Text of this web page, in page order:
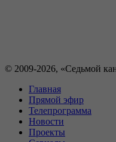
© 2009-2026, «Седьмой
Главная
Прямой эфир
Телепрограмма
Новости
Проекты